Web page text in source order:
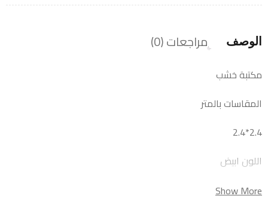
الوصف مراجعات (0)
مكتبة خشب
المقاسات بالمتر
2.4*2.4
اللون ابيض
Show More